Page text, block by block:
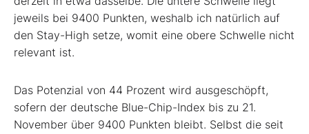
jeweils bei 9400 Punkten, weshalb ich natürlich auf
den Stay-High setze, womit eine obere Schwelle nicht
relevant ist.
Das Potenzial von 44 Prozent wird ausgeschöpft,
sofern der deutsche Blue-Chip-Index bis zu 21.
November über 9400 Punkten bleibt. Selbst die seit